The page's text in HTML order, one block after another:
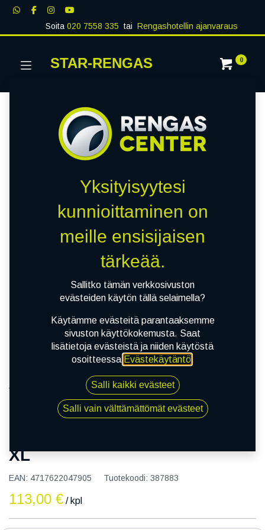
Soita020 7558 335 tai Rengashotellin ajanvaraus
STAR-RENGAS 0
155/65R13 73T NANKANG 607 XL
XL
EAN: 4717622047905 Tuotekoodi: 387883
113,00 € / kpl
Yksityisyytesi
kunnioittaminen on
meille ensisijaisen
tärkeää.
Sallitko tämän verkkosivuston
evästeiden käytön tällä selaimella?
Käytämme evästeitä parantaaksemme
sivuston käyttökokemusta. Saat
lisätietoja evästeistä ja niiden käytöstä
osoitteessa Evästekäytäntö.
Salli kaikki evästeet
Salli vain välttämättömät evästeet